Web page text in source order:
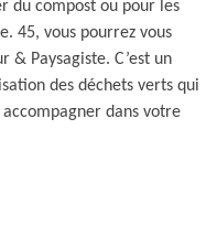
du compost ou pour les
45, vous pourrez vous
& Paysagiste. C’est un
des déchets verts qui
dans votre